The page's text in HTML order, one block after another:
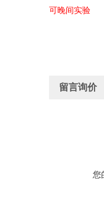
可晚间实验
留言询价
您